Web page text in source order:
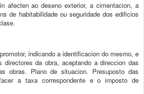
afecten ao deseno exterior, a cimentacion, a
de habitabilidade ou seguridade dos edificios
indicando a identificacion do mesmo, e
directores da obra, aceptando a direccion das
obras. Plano de situacion. Presuposto das
a taxa correspondente e o imposto de